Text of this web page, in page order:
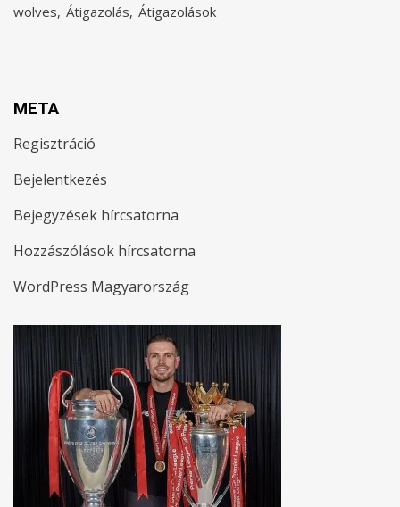
wolves Átigazolás Átigazolások
META
Regisztráció
Bejelentkezés
Bejegyzések hírcsatorna
Hozzászólások hírcsatorna
WordPress Magyarország